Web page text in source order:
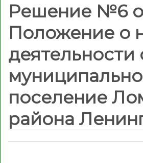
Решение №6
Положение о
деятельности
поселение
района